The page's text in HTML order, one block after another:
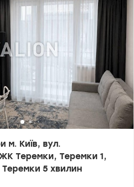
2 — 17 м² Будинок зданий в
бізнес-клас: закрита
підземний паркінг, дитячі та
«Теремки» — 5 хвилин пішки
(Республіка), Магеллан, ресторани,
варіант для проживання чи
м. Київ, вул.
Теремки, Теремки 1,
5 хвилин